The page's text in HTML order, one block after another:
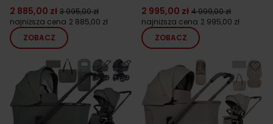
2 885,00 zł 3 995,00 zł
najniższa cena 2 885,00 zł
ZOBACZ
2 995,00 zł 4 999,00 zł
najniższa cena 2 995,00 zł
ZOBACZ